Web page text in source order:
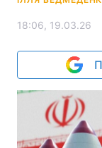
18:06, 19.03.26